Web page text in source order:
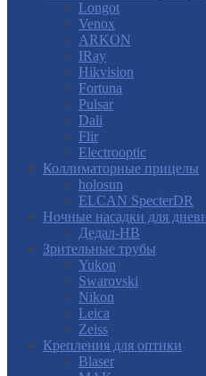
Longot
Venox
ARKON
IRay
Hikvision
Fortuna
Pulsar
Dali
Flir
Electrooptic
Коллиматорные прицелы
holosun
ELCAN SpecterDR
Ночные насадки для
Дедал-НВ
Зрительные трубы
Yukon
Swarovski
Nikon
Leica
Zeiss
Крепления для оптики
Blaser